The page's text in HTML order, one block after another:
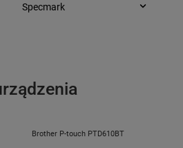
e-mail: gspr@ptmb.pl
Specmark
Brother P-touch PTD610BT